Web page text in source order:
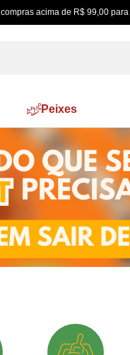
5% à Vista| Pagamento Pix
Peixes